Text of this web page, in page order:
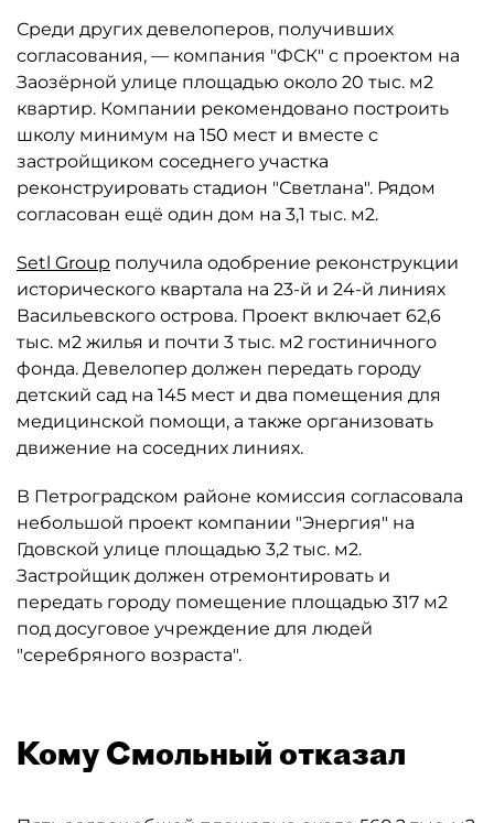
Среди других девелоперов, получивших
согласования, — компания "ФСК" с проектом на
Заозёрной улице площадью около 20 тыс. м2
квартир. Компании рекомендовано построить
школу минимум на 150 мест и вместе с
застройщиком соседнего участка
реконструировать стадион "Светлана". Рядом
согласован ещё один дом на 3,1 тыс. м2.
Setl Group получила одобрение реконструкции
исторического квартала на 23-й и 24-й линиях
Васильевского острова. Проект включает 62,6
тыс. м2 жилья и почти 3 тыс. м2 гостиничного
фонда. Девелопер должен передать городу
детский сад на 145 мест и два помещения для
медицинской помощи, а также организовать
движение на соседних линиях.
В Петроградском районе комиссия согласовала
небольшой проект компании "Энергия" на
Гдовской улице площадью 3,2 тыс. м2.
Застройщик должен отремонтировать и
передать городу помещение площадью 317 м2
под досуговое учреждение для людей
"серебряного возраста".
Кому Смольный отказал